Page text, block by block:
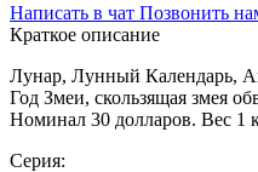
Написать в чат Позвонить
Краткое описание
Лунар, Лунный Календарь,
Год Змеи, скользящая змея
Номинал 30 долларов. Вес 1
Серия: